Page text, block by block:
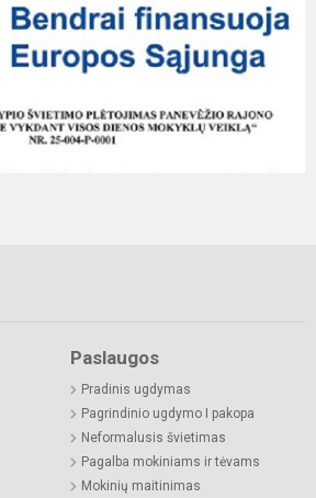
Paslaugos
Pradinis ugdymas
Pagrindinio ugdymo I pakopa
Neformalusis švietimas
Pagalba mokiniams ir tėvams
Mokinių maitinimas